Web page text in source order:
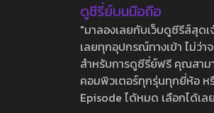
ดูซีรี่ย์บนมือถือ
"มาลองเลยกับเว็บดูซีรีส์สุด
เลยทุกอุปกรณ์ทางเข้า ไม่ว่
สำหรับการดูซีรี่ย์ฟรี คุณสาม
คอมพิวเตอร์ทุกรุ่นทุกยี่ห้อ ห
Episode ได้หมด เลือกได้เ